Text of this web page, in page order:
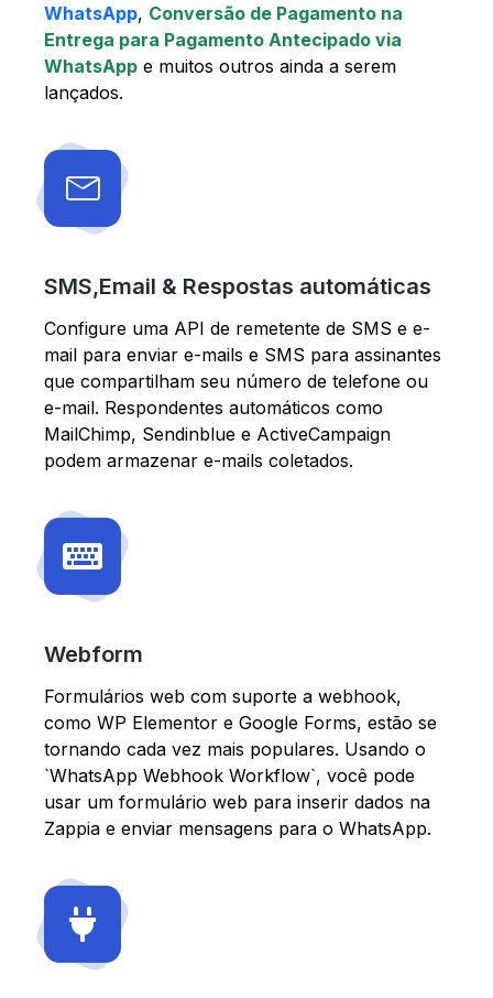
WhatsApp, Conversão de Pagamento na
Entrega para Pagamento Antecipado via
WhatsApp e muitos outros ainda a serem
lançados.
SMS,Email & Respostas automáticas
Configure uma API de remetente de SMS e e-
mail para enviar e-mails e SMS para assinantes
que compartilham seu número de telefone ou
e-mail. Respondentes automáticos como
MailChimp, Sendinblue e ActiveCampaign
podem armazenar e-mails coletados.
Webform
Formulários web com suporte a webhook,
como WP Elementor e Google Forms, estão se
tornando cada vez mais populares. Usando o
`WhatsApp Webhook Workflow`, você pode
usar um formulário web para inserir dados na
Zappia e enviar mensagens para o WhatsApp.